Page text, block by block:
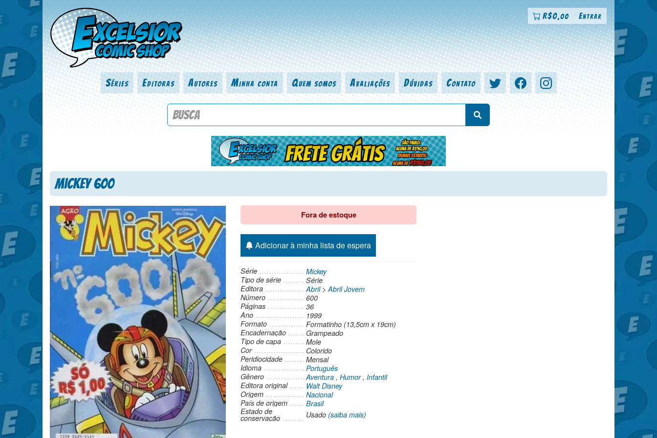
R$0,00 Entrar
Séries Editoras Autores Minha conta Quem somos Avaliações Dúvidas Contato
Procure por título da revista, personagem, série, escritor, desenhista, arte-finalista, colorista
Mickey 600
Fora de estoque
Adicionar à minha lista de espera
Série
Mickey
Tipo de série
Série
Editora
Abril> Abril Jovem
Número
600
Páginas
36
Ano
1999
Formato
Formatinho (13,5cm x 19cm)
Encadernação
Grampeado
Tipo de capa
Mole
Cor
Colorido
Peridiocidade
Mensal
Idioma
Português
Gênero
Aventura , Humor, Infantil
Editora original
Walt Disney
Origem
Nacional
País de origem
Brasil
Estado de
conservação Usado (saiba mais)